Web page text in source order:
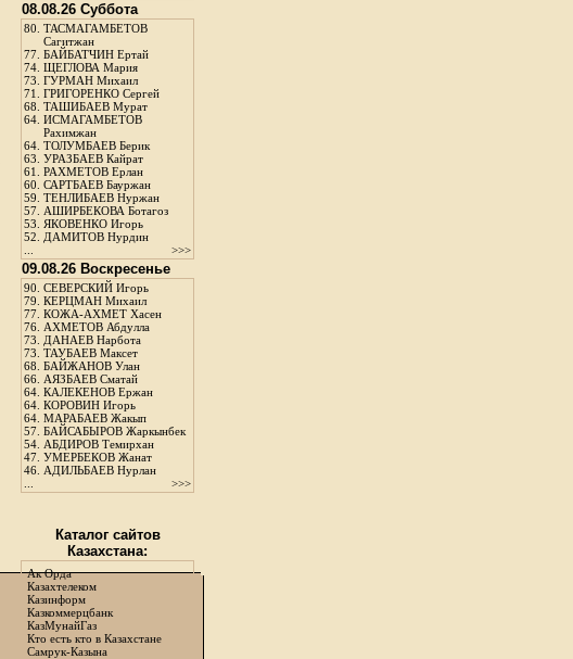
08.08.26 Суббота
80. ТАСМАГАМБЕТОВ
Сагитжан
77. БАЙБАТЧИН Ертай
74. ЩЕГЛОВА Мария
73. ГУРМАН Михаил
71. ГРИГОРЕНКО Сергей
68. ТАШИБАЕВ Мурат
64. ИСМАГАМБЕТОВ
Рахимжан
64. ТОЛУМБАЕВ Берик
63. УРАЗБАЕВ Кайрат
61. РАХМЕТОВ Ерлан
60. САРТБАЕВ Бауржан
59. ТЕНЛИБАЕВ Нуржан
57. АШИРБЕКОВА Ботагоз
53. ЯКОВЕНКО Игорь
52. ДАМИТОВ Нурдин
>>>
09.08.26 Воскресенье
90. СЕВЕРСКИЙ Игорь
79. КЕРЦМАН Михаил
77. КОЖА-АХМЕТ Хасен
76. АХМЕТОВ Абдулла
73. ДАНАЕВ Нарбота
73. ТАУБАЕВ Максет
68. БАЙЖАНОВ Улан
66. АЯЗБАЕВ Сматай
64. КАЛЕКЕНОВ Ержан
64. КОРОВИН Игорь
64. МАРАБАЕВ Жакып
57. БАЙСАБЫРОВ Жаркынбек
54. АБДИРОВ Темирхан
47. УМЕРБЕКОВ Жанат
46. АДИЛЬБАЕВ Нурлан
>>>
Каталог сайтов
Казахстана:
Ак Орда
Казахтелеком
Казинформ
Казкоммерцбанк
КазМунайГаз
Кто есть кто в Казахстане
Самрук-Казына